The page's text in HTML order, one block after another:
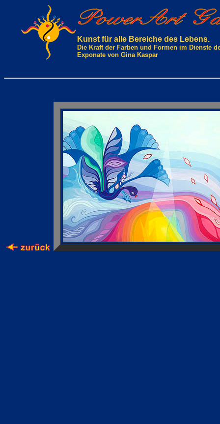
Kunst für alle Bereiche des Lebens.
Die Kraft der Farben und Formen im Dienste
Exponate von Gina Kaspar